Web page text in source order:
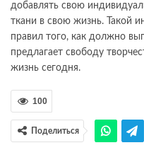
добавлять свою
ткани в свою жизнь. Такой
правил того, как должно
предлагает свободу
жизнь сегодня.
100
Поделиться